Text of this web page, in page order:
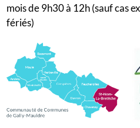
mois de 9h30 à 12h (sauf cas
fériés)